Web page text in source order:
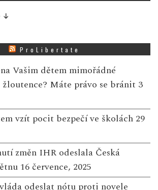
↓
ProLibertate
Vašim dětem mimořádné
Máte právo se bránit 3
vzít pocit bezpečí ve školách 29
změn IHR odeslala Česká
16 července, 2025
odeslat nótu proti novele